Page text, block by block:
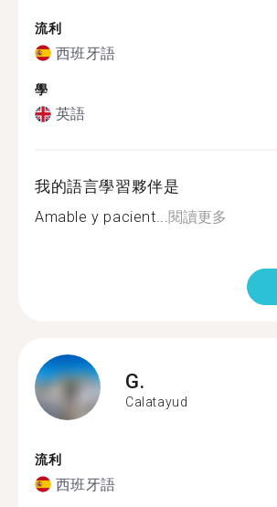
流利
西班牙語
學
英語
我的語言學習夥伴是
Amable y pacient...閱讀更多
G.
Calatayud
流利
西班牙語